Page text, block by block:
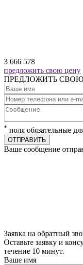
3 666 578
предложить свою цену
ПРЕДЛОЖИТЬ
* поля обязательные
ОТПРАВИТЬ
Ваше сообщение
Заявка на обратный
Оставьте заявку и
течение 10 минут.
Ваше имя